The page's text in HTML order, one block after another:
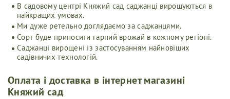
В садовому центрі Княжий сад саджанці вирощуються в
найкращих умовах.
Ми дуже ретельно доглядаємо за саджанцями.
Сорт буде приносити гарний врожай в кожному регіоні.
Саджанці вирощені із застосуванням найновіших
садівничих технологій.
Оплата і доставка в інтернет магазині
Княжий сад